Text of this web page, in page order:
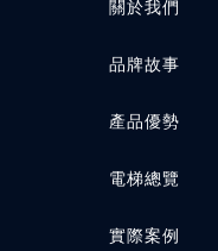
關於我們
品牌故事
產品優勢
電梯總覽
實際案例